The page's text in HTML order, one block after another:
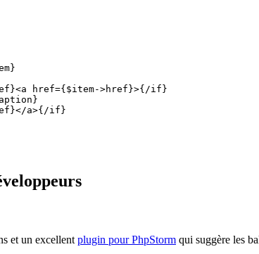
href={$item->href}>{/if}
a>{/if}
et un excellent plugin pour PhpStorm qui suggère les